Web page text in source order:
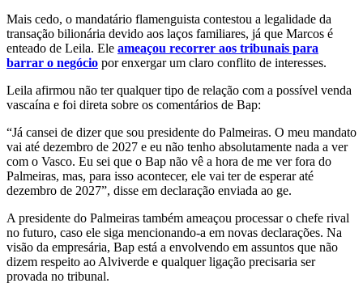
Mais cedo, o mandatário flamenguista contestou a legalidade da
transação bilionária devido aos laços familiares, já que Marcos é
enteado de Leila. Ele ameaçou recorrer aos tribunais para
barrar o negócio por enxergar um claro conflito de interesses.
Leila afirmou não ter qualquer tipo de relação com a possível venda
vascaína e foi direta sobre os comentários de Bap:
“Já cansei de dizer que sou presidente do Palmeiras. O meu mandato
vai até dezembro de 2027 e eu não tenho absolutamente nada a ver
com o Vasco. Eu sei que o Bap não vê a hora de me ver fora do
Palmeiras, mas, para isso acontecer, ele vai ter de esperar até
dezembro de 2027”, disse em declaração enviada ao ge.
A presidente do Palmeiras também ameaçou processar o chefe rival
no futuro, caso ele siga mencionando-a em novas declarações. Na
visão da empresária, Bap está a envolvendo em assuntos que não
dizem respeito ao Alviverde e qualquer ligação precisaria ser
provada no tribunal.